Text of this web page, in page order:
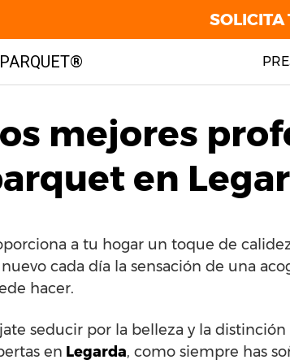
mejores
en
a tu hogar un toque de
cada día la sensación de una
hacer.
seducir por la belleza y la
en Legarda, como siempre has
SOLICITA